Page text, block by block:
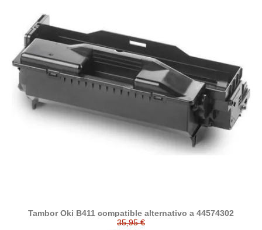
Tambor Oki B411 compatible alternativo a 44574302
35,95 €